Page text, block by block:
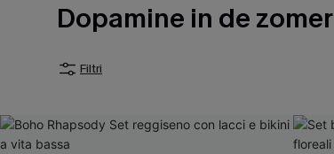
Dopamine in de zomer
Filtri